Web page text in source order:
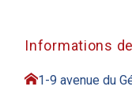
Informations
1-9 avenue du